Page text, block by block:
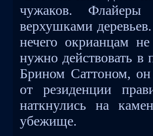
чужаков.
верхушками
нечего окрианцам
нужно действовать в
Брином Саттоном, он
от резиденции
наткнулись на
убежище.